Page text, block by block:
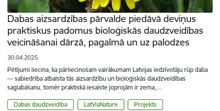
Dabas aizsardzības pārvalde piedāvā deviņus
praktiskus padomus bioloģiskās daudzveidības
veicināšanai dārzā, pagalmā un uz palodzes
30.04.2025.
Pētījumi liecina, ka pārliecinošam vairākumam Latvijas iedzīvotāju rūp daba
— sabiedrība atbalsta tās aizsardzību un bioloģiskās daudzveidības
saglabāšanu, tomēr praktiskā iesaiste joprojām ir zema,…
Dabas daudzveidība LatViaNature Projekts